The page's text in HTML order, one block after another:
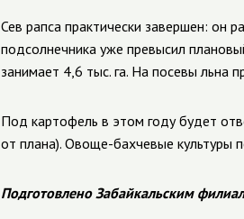
Сев рапса практически завершен: он
подсолнечника уже превысил
занимает 4,6 тыс. га. На посевы льна
Под картофель в этом году будет
от плана). Овоще-бахчевые культуры
Подготовлено Забайкальским